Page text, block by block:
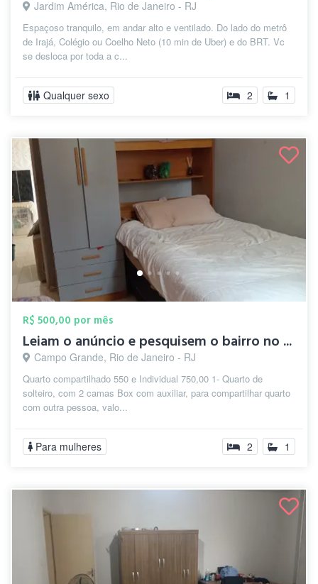
Jardim América, Rio de Janeiro - RJ
Espaçoso tranquilo, em andar alto e ventilado. Do lado do metrô
de Irajá, Colégio ou Coelho Neto (10 min de Uber) e do BRT. Vc
se desloca por toda a c...
Qualquer sexo 2 1
R$ 500,00 por mês
Leiam o anúncio e pesquisem o bairro no ...
Campo Grande, Rio de Janeiro - RJ
Quarto compartilhado 550 e Individual 750,00 1- Quarto de
solteiro, com 2 camas Box com auxiliar, para compartilhar quarto
com outra pessoa, valo...
Para mulheres 2 1